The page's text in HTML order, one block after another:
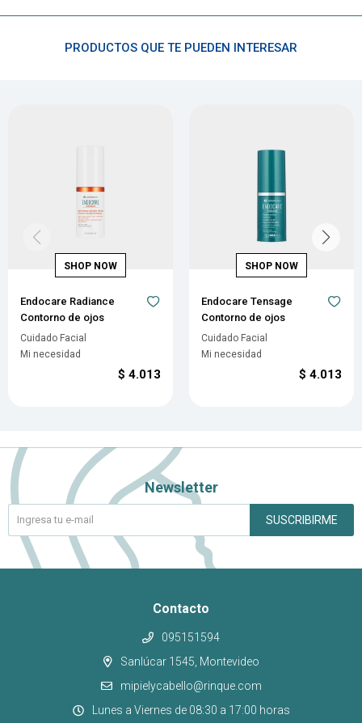
PRODUCTOS QUE TE PUEDEN INTERESAR
Endocare Radiance
Contorno de ojos
Cuidado Facial
Mi necesidad
$ 4.013
Endocare Tensage
Contorno de ojos
Cuidado Facial
Mi necesidad
$ 4.013
Contacto
095151594
Sanlúcar 1545, Montevideo
mipielycabello@rinque.com
Lunes a Viernes de 08:30 a 17:00 horas
Newsletter
SUSCRIBIRME